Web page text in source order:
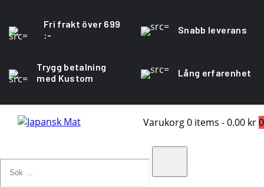
Fri frakt över 699
:-
Snabb leverans
Trygg betalning
med Kustom
Lång erfarenhet
Varukorg0 items -0.00 kr0